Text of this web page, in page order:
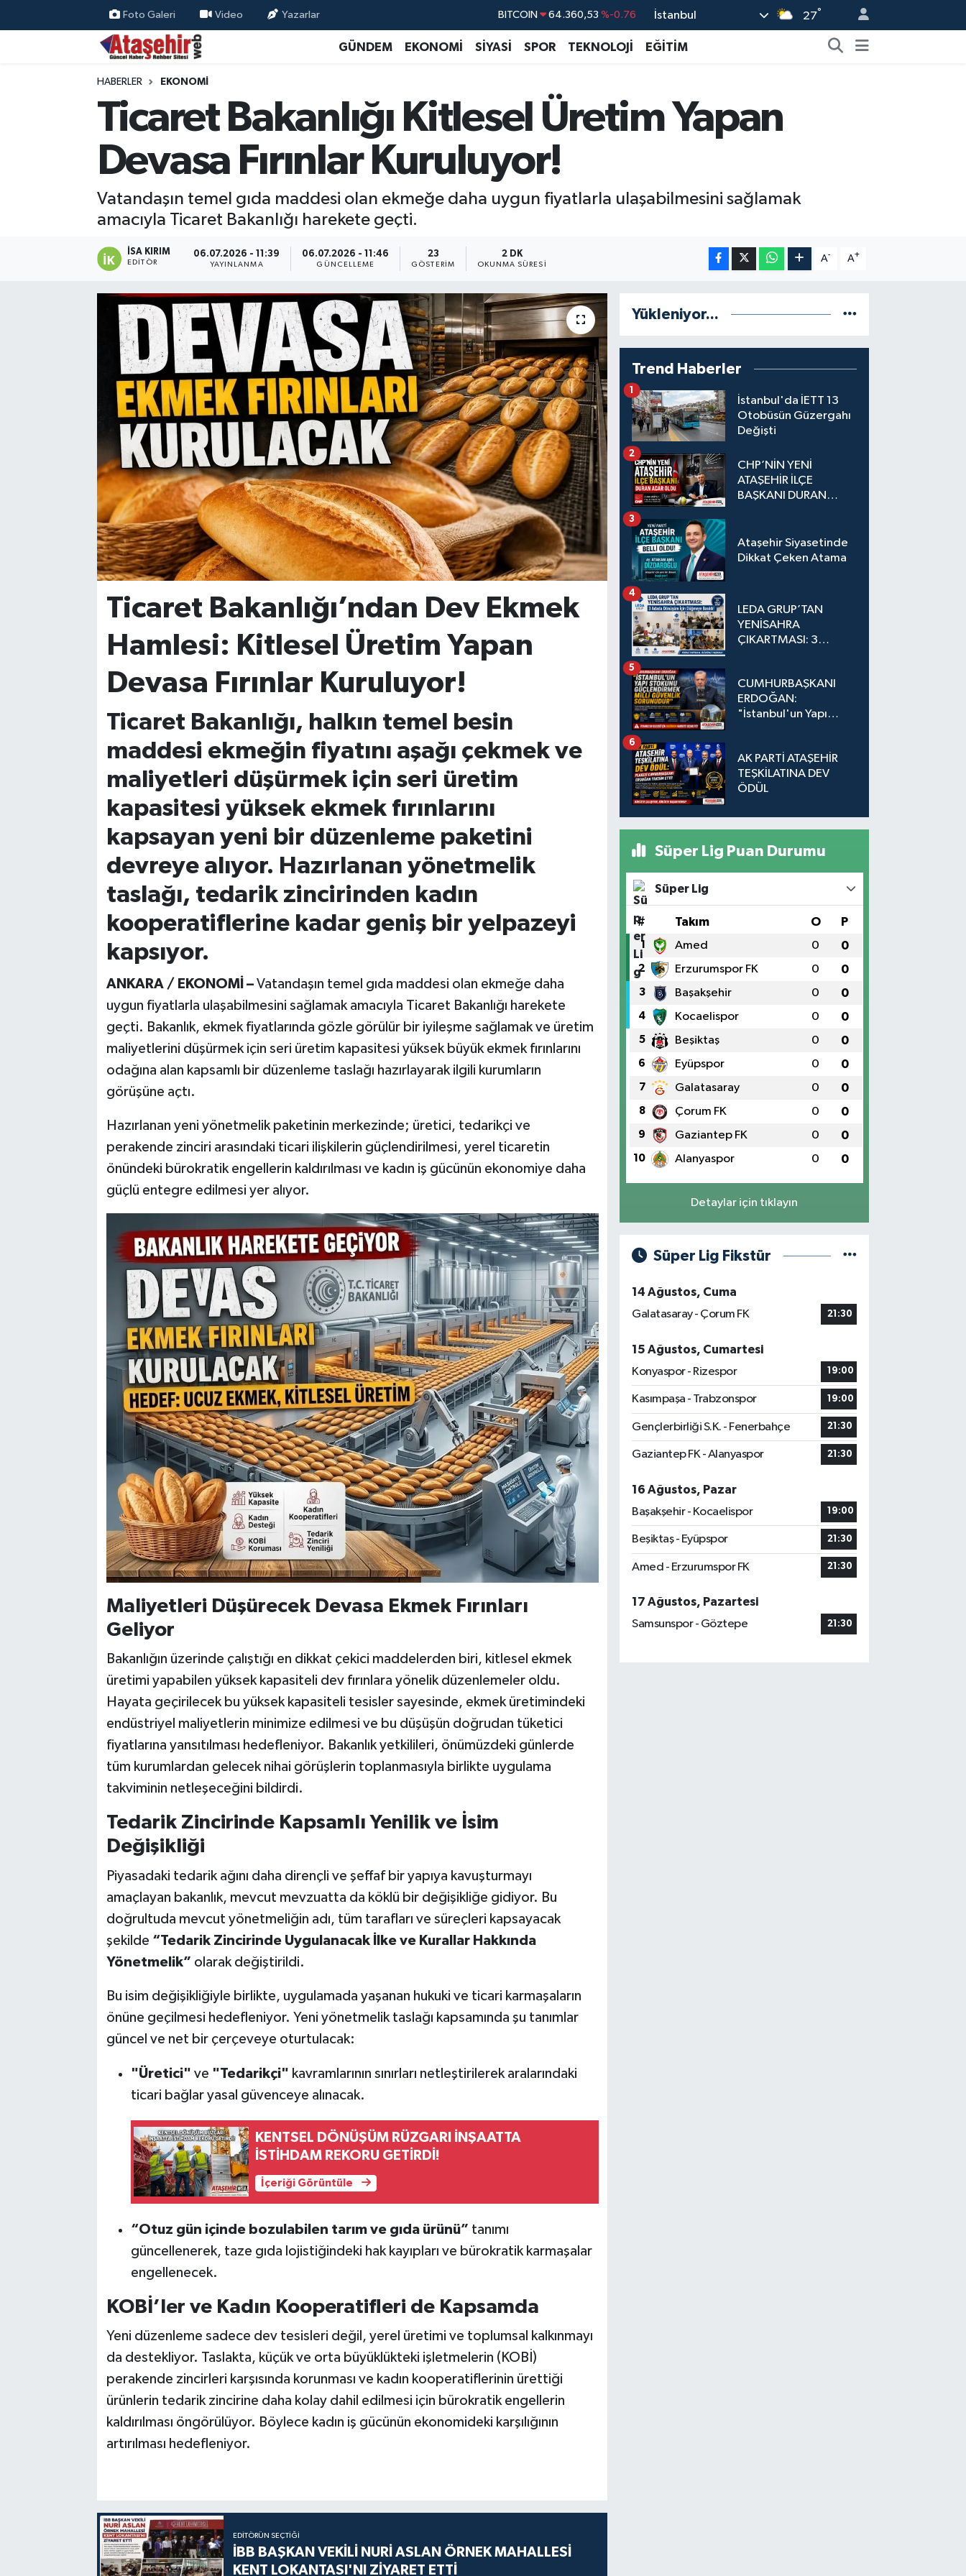
Foto Galeri Video Yazarlar DOLAR 47,7069 %0.17
EURO 55,0265 %0.01
GRAM ALTIN
BİST100 13.887 %64
64.360,53
İstanbul 27°
GÜNDEM EKONOMİ SİYASİ SPOR TEKNOLOJİ EĞİTİM
HABERLER EKONOMİ
Ticaret Bakanlığı Kitlesel Üretim Yapan
Devasa Fırınlar Kuruluyor!
Vatandaşın temel gıda maddesi olan ekmeğe daha uygun fiyatlarla ulaşabilmesini sağlamak
amacıyla Ticaret Bakanlığı harekete geçti.
İSA KIRIM
EDITÖR
06.07.2026 - 11:39
YAYINLANMA
06.07.2026 - 11:46
GÜNCELLEME
23
GÖSTERIM
2 DK
OKUNMA SÜRESI
A- A+
Ticaret Bakanlığı’ndan Dev Ekmek
Hamlesi: Kitlesel Üretim Yapan
Devasa Fırınlar Kuruluyor!
Ticaret Bakanlığı, halkın temel besin
maddesi ekmeğin fiyatını aşağı çekmek ve
maliyetleri düşürmek için seri üretim
kapasitesi yüksek ekmek fırınlarını
kapsayan yeni bir düzenleme paketini
devreye alıyor. Hazırlanan yönetmelik
taslağı, tedarik zincirinden kadın
kooperatiflerine kadar geniş bir yelpazeyi
kapsıyor.
ANKARA / EKONOMİ –Vatandaşın temel gıda maddesi olan ekmeğe daha
uygun fiyatlarla ulaşabilmesini sağlamak amacıyla Ticaret Bakanlığı harekete
geçti. Bakanlık, ekmek fiyatlarında gözle görülür bir iyileşme sağlamak ve üretim
maliyetlerini düşürmek için seri üretim kapasitesi yüksek büyük ekmek fırınlarını
odağına alan kapsamlı bir düzenleme taslağı hazırlayarak ilgili kurumların
görüşüne açtı.
Hazırlanan yeni yönetmelik paketinin merkezinde; üretici, tedarikçi ve
perakende zinciri arasındaki ticari ilişkilerin güçlendirilmesi, yerel ticaretin
önündeki bürokratik engellerin kaldırılması ve kadın iş gücünün ekonomiye daha
güçlü entegre edilmesi yer alıyor.
Maliyetleri Düşürecek Devasa Ekmek Fırınları
Geliyor
Bakanlığın üzerinde çalıştığı en dikkat çekici maddelerden biri, kitlesel ekmek
üretimi yapabilen yüksek kapasiteli dev fırınlara yönelik düzenlemeler oldu.
Hayata geçirilecek bu yüksek kapasiteli tesisler sayesinde, ekmek üretimindeki
endüstriyel maliyetlerin minimize edilmesi ve bu düşüşün doğrudan tüketici
fiyatlarına yansıtılması hedefleniyor. Bakanlık yetkilileri, önümüzdeki günlerde
tüm kurumlardan gelecek nihai görüşlerin toplanmasıyla birlikte uygulama
takviminin netleşeceğini bildirdi.
Tedarik Zincirinde Kapsamlı Yenilik ve İsim
Değişikliği
Piyasadaki tedarik ağını daha dirençli ve şeffaf bir yapıya kavuşturmayı
amaçlayan bakanlık, mevcut mevzuatta da köklü bir değişikliğe gidiyor. Bu
doğrultuda mevcut yönetmeliğin adı, tüm tarafları ve süreçleri kapsayacak
şekilde “Tedarik Zincirinde Uygulanacak İlke ve Kurallar Hakkında
Yönetmelik” olarak değiştirildi.
Bu isim değişikliğiyle birlikte, uygulamada yaşanan hukuki ve ticari karmaşaların
önüne geçilmesi hedefleniyor. Yeni yönetmelik taslağı kapsamında şu tanımlar
güncel ve net bir çerçeveye oturtulacak:
"Üretici" ve "Tedarikçi" kavramlarının sınırları netleştirilerek aralarındaki
ticari bağlar yasal güvenceye alınacak.
KENTSEL DÖNÜŞÜM RÜZGARI İNŞAATTA
İSTİHDAM REKORU GETİRDİ!
İçeriği Görüntüle
“Otuz gün içinde bozulabilen tarım ve gıda ürünü” tanımı
güncellenerek, taze gıda lojistiğindeki hak kayıpları ve bürokratik karmaşalar
engellenecek.
KOBİ’ler ve Kadın Kooperatifleri de Kapsamda
Yeni düzenleme sadece dev tesisleri değil, yerel üretimi ve toplumsal kalkınmayı
da destekliyor. Taslakta, küçük ve orta büyüklükteki işletmelerin (KOBİ)
perakende zincirleri karşısında korunması ve kadın kooperatiflerinin ürettiği
ürünlerin tedarik zincirine daha kolay dahil edilmesi için bürokratik engellerin
kaldırılması öngörülüyor. Böylece kadın iş gücünün ekonomideki karşılığının
artırılması hedefleniyor.
EDITÖRÜN SEÇTIĞI
İBB BAŞKAN VEKİLİ NURİ ASLAN ÖRNEK MAHALLESİ
KENT LOKANTASI'NI ZİYARET ETTİ
Yükleniyor...
Trend Haberler
İstanbul'da İETT 13
Otobüsün Güzergahı
Değişti
1
CHP’NİN YENİ
ATAŞEHİR İLÇE
BAŞKANI DURAN
2
Ataşehir Siyasetinde
Dikkat Çeken Atama
3
LEDA GRUP’TAN
YENİSAHRA
ÇIKARTMASI: 3
4
CUMHURBAŞKANI
ERDOĞAN:
"İstanbul'un Yapı
Güvenlik Sorunudur"
5
AK PARTİ ATAŞEHİR
TEŞKİLATINA DEV
ÖDÜL
6
Süper Lig Puan Durumu
Süper Lig
# Takım O P
1 Amed 0 0
2 Erzurumspor FK 0 0
3 Başakşehir 0 0
4 Kocaelispor 0 0
5 Beşiktaş 0 0
6 Eyüpspor 0 0
7 Galatasaray 0 0
8 Çorum FK 0 0
9 Gaziantep FK 0 0
10 Alanyaspor 0 0
Detaylar için tıklayın
Süper Lig Fikstür
14 Ağustos, Cuma
Galatasaray - Çorum FK
21:30
15 Ağustos, Cumartesi
Konyaspor - Rizespor
19:00
Kasımpaşa - Trabzonspor 19:00
Gençlerbirliği S.K. - Fenerbahçe 21:30
Gaziantep FK - Alanyaspor 21:30
16 Ağustos, Pazar
Başakşehir - Kocaelispor
19:00
Beşiktaş - Eyüpspor 21:30
Amed - Erzurumspor FK 21:30
17 Ağustos, Pazartesi
Samsunspor - Göztepe
21:30
Hava Durumu
Süper Lig Puan Durumu ve Fikstür
Tüm Manşetler
Son Dakika Haberleri